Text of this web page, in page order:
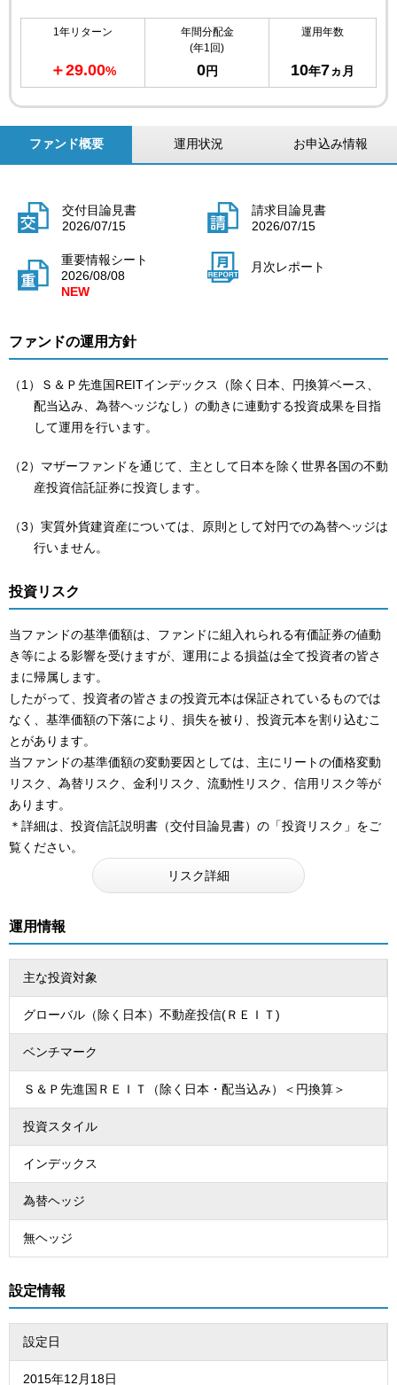
1年リターン
＋29.00%
年間分配金
(年1回)
0円
運用年数
10年7ヵ月
ファンド概要 運用状況 お申込み情報
交付目論見書
2026/07/15
請求目論見書
2026/07/15
重要情報シート
2026/08/08
月次レポート
ファンドの運用方針
（1）Ｓ＆Ｐ先進国REITインデックス（除く日本、円換算ベース、
配当込み、為替ヘッジなし）の動きに連動する投資成果を目指
して運用を行います。
（2）マザーファンドを通じて、主として日本を除く世界各国の不動
産投資信託証券に投資します。
（3）実質外貨建資産については、原則として対円での為替ヘッジは
行いません。
投資リスク
当ファンドの基準価額は、ファンドに組入れられる有価証券の値動
き等による影響を受けますが、運用による損益は全て投資者の皆さ
まに帰属します。
したがって、投資者の皆さまの投資元本は保証されているものでは
なく、基準価額の下落により、損失を被り、投資元本を割り込むこ
とがあります。
当ファンドの基準価額の変動要因としては、主にリートの価格変動
リスク、為替リスク、金利リスク、流動性リスク、信用リスク等が
あります。
＊詳細は、投資信託説明書（交付目論見書）の「投資リスク」をご
覧ください。
リスク詳細
運用情報
主な投資対象
グローバル（除く日本）不動産投信(ＲＥＩＴ)
ベンチマーク
Ｓ＆Ｐ先進国ＲＥＩＴ（除く日本・配当込み）＜円換算＞
投資スタイル
インデックス
為替ヘッジ
無ヘッジ
設定情報
設定日
2015年12月18日